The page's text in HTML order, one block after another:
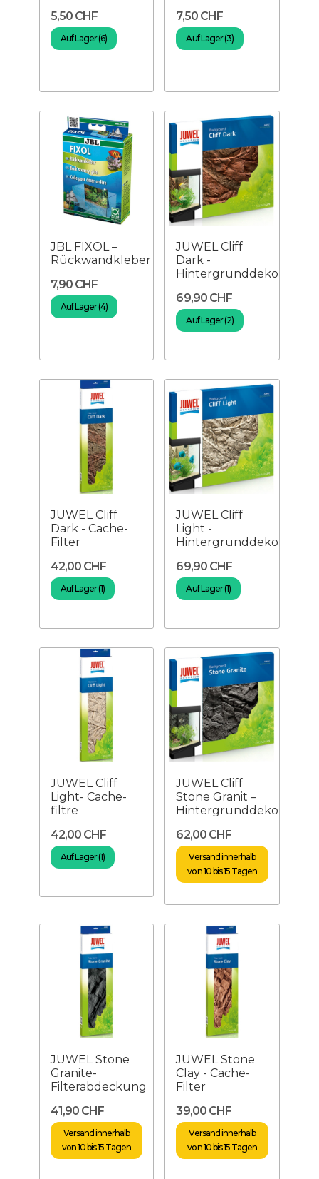
5,50 CHF
Auf Lager (6)
7,50 CHF
Auf Lager (3)
JBL FIXOL –
Rückwandkleber
7,90 CHF
Auf Lager (4)
JUWEL Cliff
Dark -
Hintergrunddekoration
69,90 CHF
Auf Lager (2)
JUWEL Cliff
Dark - Cache-
Filter
42,00 CHF
Auf Lager (1)
JUWEL Cliff
Light -
Hintergrunddekoration
69,90 CHF
Auf Lager (1)
JUWEL Cliff
Light- Cache-
filtre
42,00 CHF
Auf Lager (1)
JUWEL Cliff
Stone Granit –
Hintergrunddekoration
62,00 CHF
Versand innerhalb
von 10 bis 15 Tagen
JUWEL Stone
Granite-
Filterabdeckung
41,90 CHF
Versand innerhalb
von 10 bis 15 Tagen
JUWEL Stone
Clay - Cache-
Filter
39,00 CHF
Versand innerhalb
von 10 bis 15 Tagen